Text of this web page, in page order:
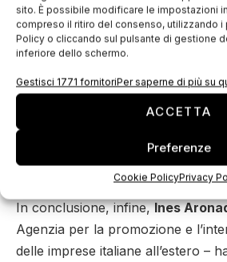
sito. È possibile modificare le impostazioni
compreso il ritiro del consenso, utilizzando i
Policy o cliccando sul pulsante di gestione
inferiore dello schermo.
Gestisci 1771 fornitoriPer saperne di più su
ACCETTA
Preferenze
Cookie PolicyPrivacy
Alessandro Terzulli, chief
presentato la mappa dei rischi per
Marcello Antonioni, managing
ha inoltre analizzato l’import di
dell’area e fornito uno scenario
È seguita la testimonianza di un
kenianosu come si stia
nell’Africa Subsahariana.
In conclusione, infine,Ines
Agenzia per la promozione e
delle imprese italiane all’estero –